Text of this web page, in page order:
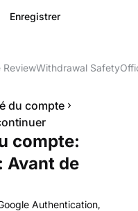
Enregistrer
ReviewWithdrawal Safety
du compte
compte:
Avant de
Authentication,